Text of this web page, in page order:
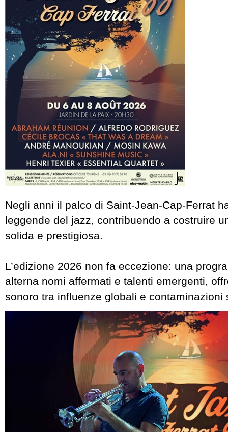
Negli anni il palco di Saint-Jean-Cap-Ferrat
leggende del jazz, contribuendo a costruire
solida e prestigiosa.
L’edizione 2026 non fa eccezione: una
alterna nomi affermati e talenti emergenti,
sonoro tra influenze globali e contaminazioni